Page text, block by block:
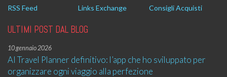
RSS Feed
Links Exchange Consigli Acquisti
ULTIMI POST DAL BLOG
10 gennaio 2026
AI Travel Planner definitivo: l’app che ho sviluppato per
organizzare ogni viaggio alla perfezione